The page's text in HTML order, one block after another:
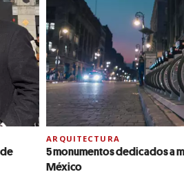
ARQUITECTURA
5 monumentos dedicados a
México